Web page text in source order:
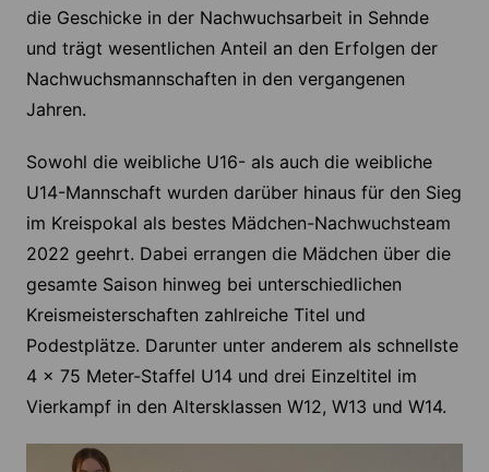
die Geschicke in der Nachwuchsarbeit in Sehnde
und trägt wesentlichen Anteil an den Erfolgen der
Nachwuchsmannschaften in den vergangenen
Jahren.
Sowohl die weibliche U16- als auch die weibliche
U14-Mannschaft wurden darüber hinaus für den Sieg
im Kreispokal als bestes Mädchen-Nachwuchsteam
2022 geehrt. Dabei errangen die Mädchen über die
gesamte Saison hinweg bei unterschiedlichen
Kreismeisterschaften zahlreiche Titel und
Podestplätze. Darunter unter anderem als schnellste
4 x 75 Meter-Staffel U14 und drei Einzeltitel im
Vierkampf in den Altersklassen W12, W13 und W14.